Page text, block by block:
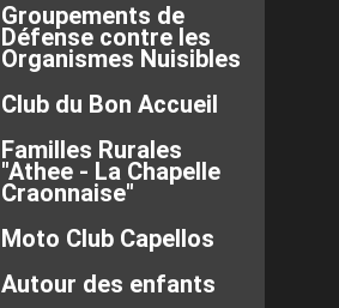
Groupements de
Défense contre les
Organismes Nuisibles
Club du Bon Accueil
Familles Rurales
"Athee - La Chapelle
Craonnaise"
Moto Club Capellos
Autour des enfants